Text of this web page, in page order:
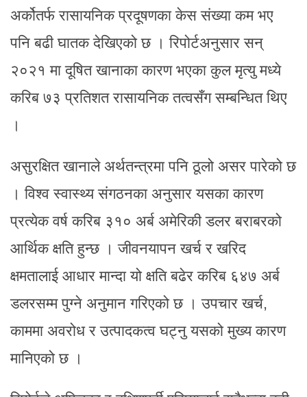
अर्कोतर्फ रासायनिक प्रदूषणका केस संख्या कम भए
पनि बढी घातक देखिएको छ । रिपोर्टअनुसार सन्
२०२१ मा दूषित खानाका कारण भएका कुल मृत्यु मध्ये
करिब ७३ प्रतिशत रासायनिक तत्वसँग सम्बन्धित थिए
।
असुरक्षित खानाले अर्थतन्त्रमा पनि ठूलो असर पारेको छ
। विश्व स्वास्थ्य संगठनका अनुसार यसका कारण
प्रत्येक वर्ष करिब ३१० अर्ब अमेरिकी डलर बराबरको
आर्थिक क्षति हुन्छ । जीवनयापन खर्च र खरिद
क्षमतालाई आधार मान्दा यो क्षति बढेर करिब ६४७ अर्ब
डलरसम्म पुग्ने अनुमान गरिएको छ । उपचार खर्च,
काममा अवरोध र उत्पादकत्व घट्नु यसको मुख्य कारण
मानिएको छ ।